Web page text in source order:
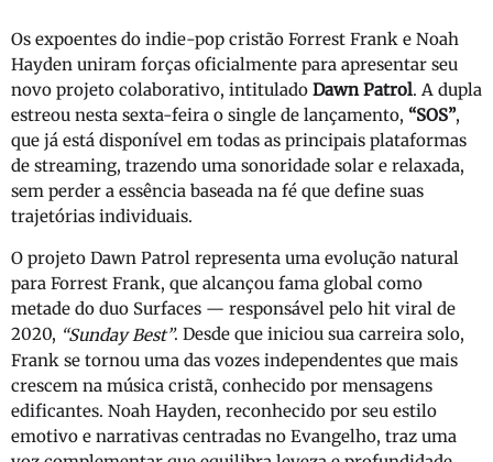
Os expoentes do indie-pop cristão Forrest Frank e Noah
Hayden uniram forças oficialmente para apresentar seu
novo projeto colaborativo, intitulado Dawn Patrol. A dupla
estreou nesta sexta-feira o single de lançamento, “SOS”,
que já está disponível em todas as principais plataformas
de streaming, trazendo uma sonoridade solar e relaxada,
sem perder a essência baseada na fé que define suas
trajetórias individuais.
O projeto Dawn Patrol representa uma evolução natural
para Forrest Frank, que alcançou fama global como
metade do duo Surfaces — responsável pelo hit viral de
2020, “Sunday Best”. Desde que iniciou sua carreira solo,
Frank se tornou uma das vozes independentes que mais
crescem na música cristã, conhecido por mensagens
edificantes. Noah Hayden, reconhecido por seu estilo
emotivo e narrativas centradas no Evangelho, traz uma